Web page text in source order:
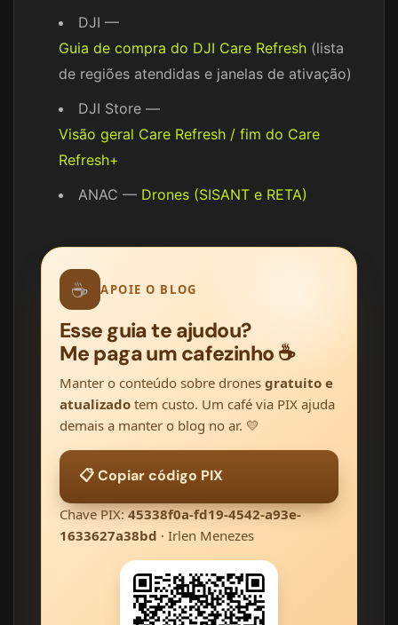
DJI —
Guia de compra do DJI Care Refresh (lista
de regiões atendidas e janelas de ativação)
DJI Store —
Visão geral Care Refresh / fim do Care
Refresh+
ANAC — Drones (SISANT e RETA)
☕ APOIE O BLOG
Esse guia te ajudou?
Me paga um cafezinho ☕
Manter o conteúdo sobre drones gratuito e
atualizado tem custo. Um café via PIX ajuda
demais a manter o blog no ar. 💛
📋 Copiar código PIX
Chave PIX:45338f0a-fd19-4542-a93e-
1633627a38bd · Irlen Menezes